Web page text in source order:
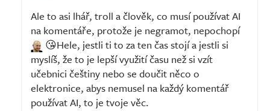
Ale to asi lhář, troll a člověk, co musí používat AI
na komentáře, protože je negramot, nepochopí
😘Hele, jestli ti to za ten čas stojí a jestli si
myslíš, že to je lepší využití času než si vzít
učebnici češtiny nebo se doučit něco o
elektronice, abys nemusel na každý komentář
používat AI, to je tvoje věc.